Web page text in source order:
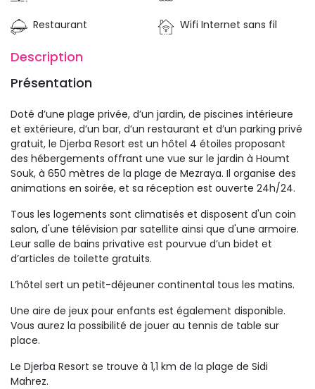
Restaurant Wifi Internet sans fil
Description
Présentation
Doté d’une plage privée, d’un jardin, de piscines intérieure
et extérieure, d’un bar, d’un restaurant et d’un parking privé
gratuit, le Djerba Resort est un hôtel 4 étoiles proposant
des hébergements offrant une vue sur le jardin à Houmt
Souk, à 650 mètres de la plage de Mezraya. Il organise des
animations en soirée, et sa réception est ouverte 24h/24.
Tous les logements sont climatisés et disposent d'un coin
salon, d'une télévision par satellite ainsi que d'une armoire.
Leur salle de bains privative est pourvue d’un bidet et
d’articles de toilette gratuits.
L’hôtel sert un petit-déjeuner continental tous les matins.
Une aire de jeux pour enfants est également disponible.
Vous aurez la possibilité de jouer au tennis de table sur
place.
Le Djerba Resort se trouve à 1,1 km de la plage de Sidi
Mahrez.